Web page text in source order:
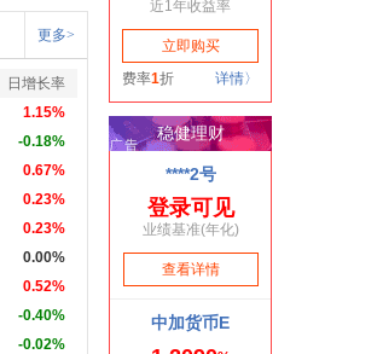
更多>
日增长率
1.15%
-0.18%
0.67%
0.23%
0.23%
0.00%
0.52%
-0.40%
-0.02%